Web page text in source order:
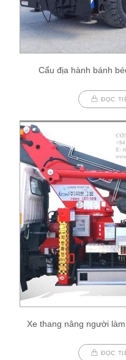
Cẩu địa hành bánh
ĐỌC
Xe thang nâng người
ĐỌC